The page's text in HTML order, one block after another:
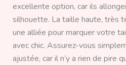
excellente option, car ils
silhouette. La taille haute, très
une alliée pour marquer votre
avec chic. Assurez-vous
ajustée, car il n’y a rien de pire